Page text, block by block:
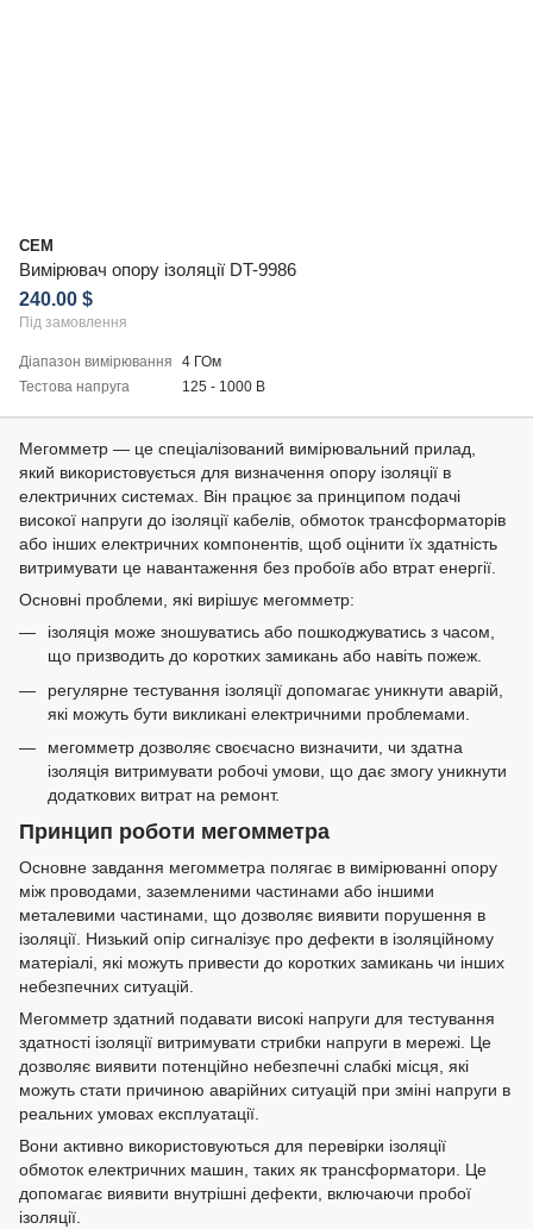
CEM
Вимірювач опору ізоляції DT-9986
240.00 $
Під замовлення
Діапазон вимірювання
4 ГОм
Тестова напруга
125 - 1000 В
Мегомметр — це спеціалізований вимірювальний прилад,
який використовується для визначення опору ізоляції в
електричних системах. Він працює за принципом подачі
високої напруги до ізоляції кабелів, обмоток трансформаторів
або інших електричних компонентів, щоб оцінити їх здатність
витримувати це навантаження без пробоїв або втрат енергії.
Основні проблеми, які вирішує мегомметр:
ізоляція може зношуватись або пошкоджуватись з часом,
що призводить до коротких замикань або навіть пожеж.
регулярне тестування ізоляції допомагає уникнути аварій,
які можуть бути викликані електричними проблемами.
мегомметр дозволяє своєчасно визначити, чи здатна
ізоляція витримувати робочі умови, що дає змогу уникнути
додаткових витрат на ремонт.
Принцип роботи мегомметра
Основне завдання мегомметра полягає в вимірюванні опору
між проводами, заземленими частинами або іншими
металевими частинами, що дозволяє виявити порушення в
ізоляції. Низький опір сигналізує про дефекти в ізоляційному
матеріалі, які можуть привести до коротких замикань чи інших
небезпечних ситуацій.
Мегомметр здатний подавати високі напруги для тестування
здатності ізоляції витримувати стрибки напруги в мережі. Це
дозволяє виявити потенційно небезпечні слабкі місця, які
можуть стати причиною аварійних ситуацій при зміні напруги в
реальних умовах експлуатації.
Вони активно використовуються для перевірки ізоляції
обмоток електричних машин, таких як трансформатори. Це
допомагає виявити внутрішні дефекти, включаючи пробої
ізоляції.